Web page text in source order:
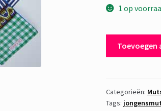
1 op
-
maat
Toevoegen
Categorieën:
Tags: